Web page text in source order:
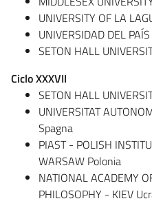
UNIVERSITY OF LA
UNIVERSIDAD DEL
SETON HALL
Ciclo XXXVII
SETON HALL
UNIVERSITAT
Spagna
PIAST - POLISH
WARSAW Polonia
NATIONAL ACADEMY
PHILOSOPHY - KIEV